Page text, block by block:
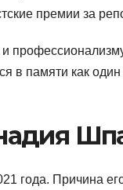
премии за
в памяти как
года. Причина